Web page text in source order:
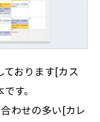
おります[カス
す。
わせの多い[カレ